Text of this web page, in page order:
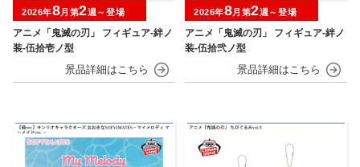
アニメ「鬼滅の刃」 フィギュア-絆ノ
装-伍拾壱ノ型
2026年8月第2週～登場
アニメ「鬼滅の刃」 フィギュア-絆ノ
装-伍拾弐ノ型
2026年8月第2週～登場